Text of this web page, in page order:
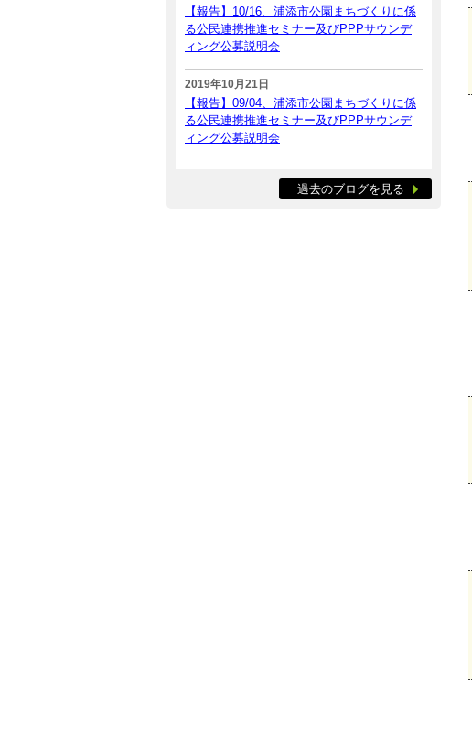
【報告】10/16、浦添市公園まちづくりに係
る公民連携推進セミナー及びPPPサウンデ
ィング公募説明会
2019年10月21日
【報告】09/04、浦添市公園まちづくりに係
る公民連携推進セミナー及びPPPサウンデ
ィング公募説明会
過去のブログを見る